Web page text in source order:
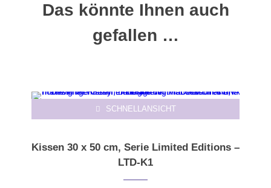
Das könnte Ihnen auch
gefallen …
SCHNELLANSICHT
Kissen 30 x 50 cm, Serie Limited Editions –
LTD-K1